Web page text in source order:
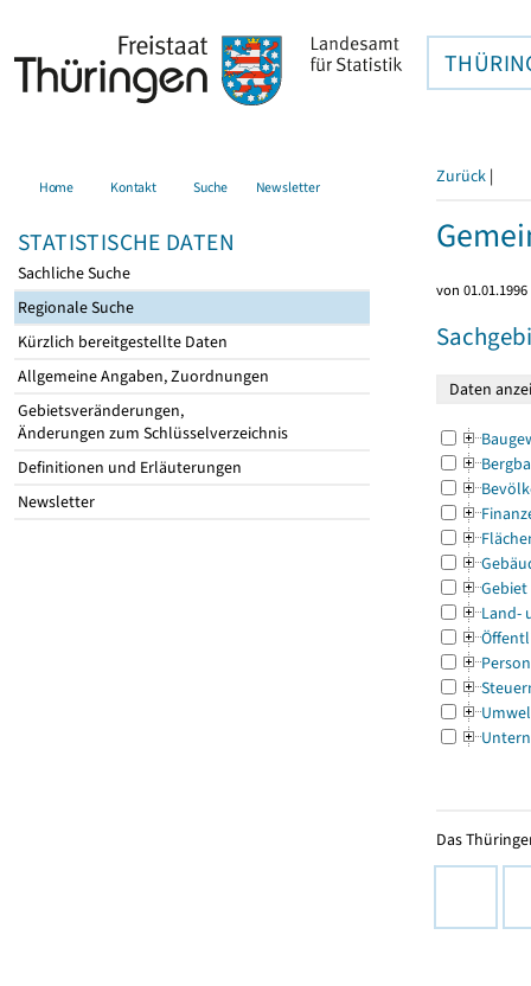
Home Kontakt Suche Newsletter
STATISTISCHE DATEN
Sachliche Suche
Regionale Suche
Kürzlich bereitgestellte Daten
Allgemeine Angaben, Zuordnungen
Gebietsveränderungen,
Änderungen zum Schlüsselverzeichnis
Definitionen und Erläuterungen
Newsletter
Zurück |
von
Gebiet
Land-
Das